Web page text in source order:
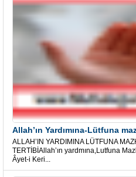
Allah’ın Yardımına-Lütfuna
ALLAH’IN YARDIMINA LÜTFUNA
TERTİBİAllah’ın yardmına,Lutfuna
Âyet-i Keri...